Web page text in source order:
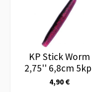
KP Stick Worm
2,75'' 6,8cm
168
4,90 €